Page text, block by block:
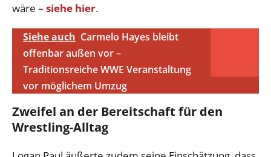
wäre – siehe hier.
Siehe auch Carmelo Hayes bleibt
offenbar außen vor –
Traditionsreiche WWE Veranstaltung
vor möglichem Umzug
Zweifel an der Bereitschaft für den
Wrestling-Alltag